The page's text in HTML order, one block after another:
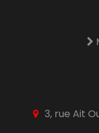
3, rue Ait